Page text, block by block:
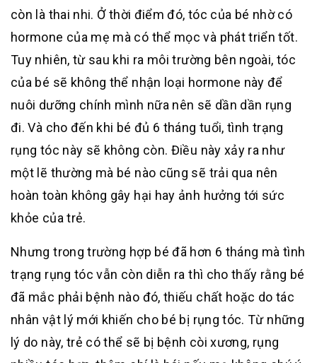
còn là thai nhi. Ở thời điểm đó, tóc của bé nhờ có
hormone của mẹ mà có thể mọc và phát triển tốt.
Tuy nhiên, từ sau khi ra môi trường bên ngoài, tóc
của bé sẽ không thể nhận loại hormone này để
nuôi dưỡng chính mình nữa nên sẽ dần dần rụng
đi. Và cho đến khi bé đủ 6 tháng tuổi, tình trạng
rụng tóc này sẽ không còn. Điều này xảy ra như
một lẽ thường mà bé nào cũng sẽ trải qua nên
hoàn toàn không gây hại hay ảnh hưởng tới sức
khỏe của trẻ.
Nhưng trong trường hợp bé đã hơn 6 tháng mà tình
trạng rụng tóc vẫn còn diễn ra thì cho thấy rằng bé
đã mắc phải bệnh nào đó, thiếu chất hoặc do tác
nhân vật lý mới khiến cho bé bị rụng tóc. Từ những
lý do này, trẻ có thể sẽ bị bệnh còi xương, rụng